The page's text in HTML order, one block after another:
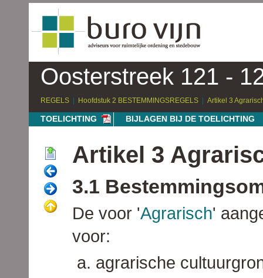
Oosterstreek 121 -
REGELS Hoofdstuk 2 BESTEMMINGSREGELS Artikel 3
TOELICHTING BIJLAGEN BIJ DE TOELICHTING
Artikel 3
3.1
De voor 'Agrarisch'
voor:
agrarische